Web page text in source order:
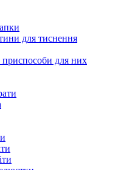
для тиснення
для них